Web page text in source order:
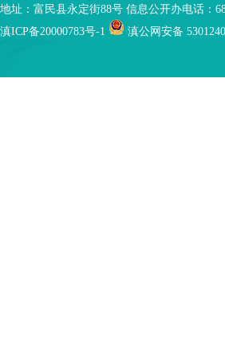
地址：富民县永定街88号 信息公开办电话：
滇ICP备20000783号-1
滇公网安备